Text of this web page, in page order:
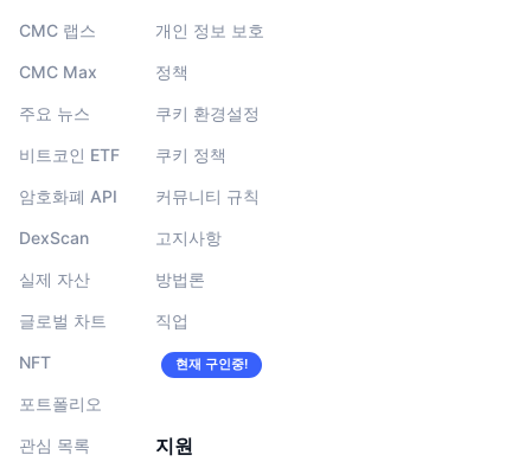
CMC 랩스
CMC Max
주요 뉴스
비트코인 ETF
암호화폐 API
DexScan
실제 자산
글로벌 차트
NFT
포트폴리오
관심 목록
개인 정보 보호
정책
쿠키 환경설정
쿠키 정책
커뮤니티 규칙
고지사항
방법론
직업
현재 구인중!
지원